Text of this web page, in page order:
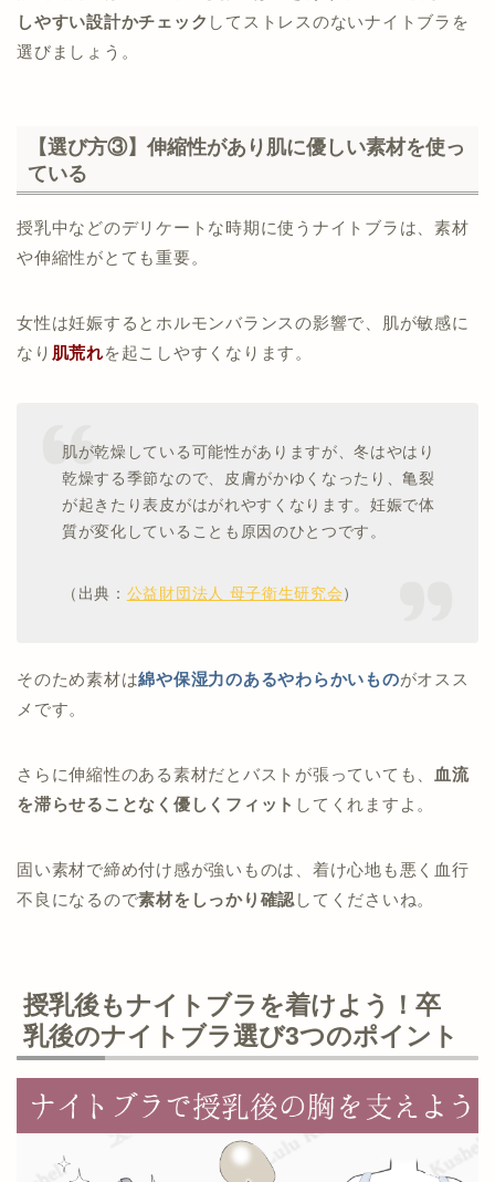
しやすい設計かチェック してストレスのないナイトブラを
選びましょう。
【選び方③】伸縮性があり肌に優しい素材を使っ
ている
授乳中などのデリケートな時期に使うナイトブラは、素材
や伸縮性がとても重要。
女性は妊娠するとホルモンバランスの影響で、肌が敏感に
なり 肌荒れを起こしやすくなります。
肌が乾燥している可能性がありますが、冬はやはり
乾燥する季節なので、皮膚がかゆくなったり、亀裂
が起きたり表皮がはがれやすくなります。妊娠で体
質が変化していることも原因のひとつです。
（出典： 公益財団法人 母子衛生研究会 ）
そのため素材は綿や保湿力のあるやわらかいものがオスス
メです。
さらに伸縮性のある素材だとバストが張っていても、
血流
を滞らせることなく優しくフィット してくれますよ。
固い素材で締め付け感が強いものは、着け心地も悪く血行
不良になるので素材をしっかり確認 してくださいね。
授乳後もナイトブラを着けよう！卒
乳後のナイトブラ選び3つのポイント